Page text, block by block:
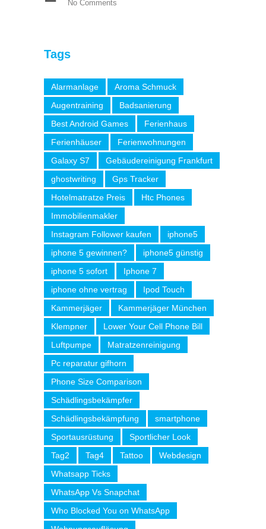
No Comments
Tags
Alarmanlage
Aroma Schmuck
Augentraining
Badsanierung
Best Android Games
Ferienhaus
Ferienhäuser
Ferienwohnungen
Galaxy S7
Gebäudereinigung Frankfurt
ghostwriting
Gps Tracker
Hotelmatratze Preis
Htc Phones
Immobilienmakler
Instagram Follower kaufen
iphone5
iphone 5 gewinnen?
iphone5 günstig
iphone 5 sofort
Iphone 7
iphone ohne vertrag
Ipod Touch
Kammerjäger
Kammerjäger München
Klempner
Lower Your Cell Phone Bill
Luftpumpe
Matratzenreinigung
Pc reparatur gifhorn
Phone Size Comparison
Schädlingsbekämpfer
Schädlingsbekämpfung
smartphone
Sportausrüstung
Sportlicher Look
Tag2
Tag4 Tattoo
Webdesign
Whatsapp Ticks
WhatsApp Vs Snapchat
Who Blocked You on WhatsApp